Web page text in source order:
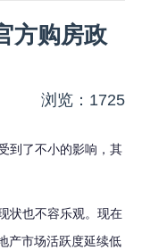
方购房政
浏览：1725
到了不小的影响，其
状也不容乐观。现在
产市场活跃度延续低